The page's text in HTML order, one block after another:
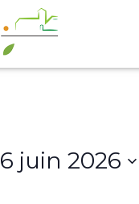
6 juin 2026